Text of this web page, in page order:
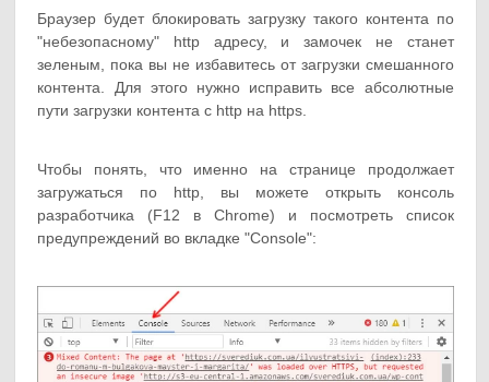
Браузер будет блокировать загрузку такого контента по
"небезопасному" http адресу, и замочек не станет
зеленым, пока вы не избавитесь от загрузки смешанного
контента. Для этого нужно исправить все абсолютные
пути загрузки контента с http на https.
Чтобы понять, что именно на странице продолжает
загружаться по http, вы можете открыть консоль
разработчика (F12 в Chrome) и посмотреть список
предупреждений во вкладке "Console":